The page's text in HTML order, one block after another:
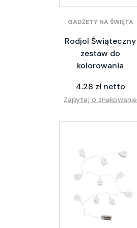
GADŻETY NA ŚWIĘTA
Rodjol Świąteczny
zestaw do
kolorowania
4.28 zł netto
Zapytaj o znakowanie